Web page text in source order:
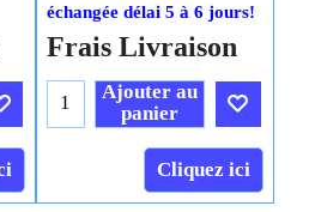
€ 6.75 €6.08 H.T.
€7.30 T.T.C.
Frais Livraison
échangée délai 5 à 6 jours!
Ajouter au
panier